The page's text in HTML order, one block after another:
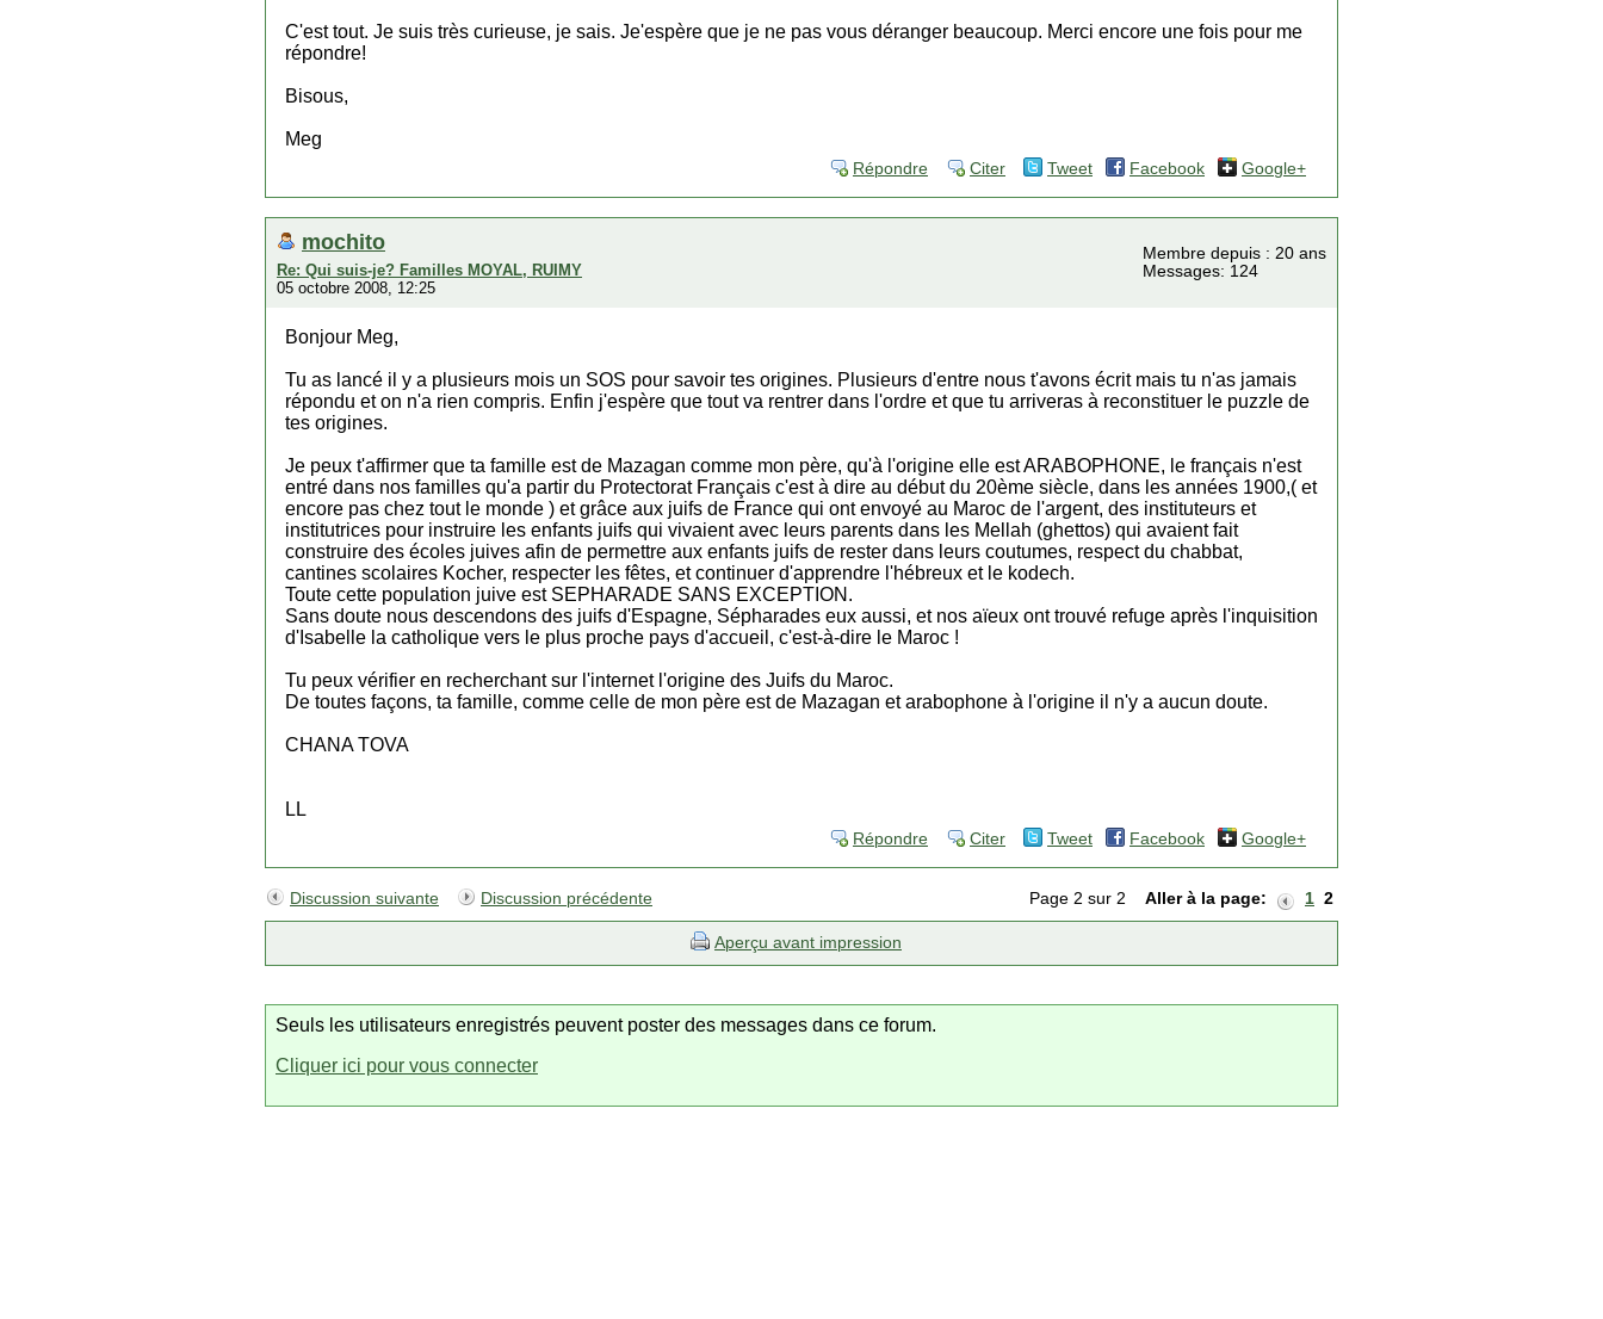
C'est tout. Je suis très curieuse, je sais. Je'espère que je ne pas vous déranger beaucoup. Merci encore une fois pour me
répondre!
Bisous,
Meg
Répondre Citer Tweet Facebook Google+
mochito
Re: Qui suis-je? Familles MOYAL, RUIMY
05 octobre 2008, 12:25
Membre depuis : 20 ans
Messages: 124
Bonjour Meg,
Tu as lancé il y a plusieurs mois un SOS pour savoir tes origines. Plusieurs d'entre nous t'avons écrit mais tu n'as jamais
répondu et on n'a rien compris. Enfin j'espère que tout va rentrer dans l'ordre et que tu arriveras à reconstituer le puzzle de
tes origines.
Je peux t'affirmer que ta famille est de Mazagan comme mon père, qu'à l'origine elle est ARABOPHONE, le français n'est
entré dans nos familles qu'a partir du Protectorat Français c'est à dire au début du 20ème siècle, dans les années 1900,( et
encore pas chez tout le monde ) et grâce aux juifs de France qui ont envoyé au Maroc de l'argent, des instituteurs et
institutrices pour instruire les enfants juifs qui vivaient avec leurs parents dans les Mellah (ghettos) qui avaient fait
construire des écoles juives afin de permettre aux enfants juifs de rester dans leurs coutumes, respect du chabbat,
cantines scolaires Kocher, respecter les fêtes, et continuer d'apprendre l'hébreux et le kodech.
Toute cette population juive est SEPHARADE SANS EXCEPTION.
Sans doute nous descendons des juifs d'Espagne, Sépharades eux aussi, et nos aïeux ont trouvé refuge après l'inquisition
d'Isabelle la catholique vers le plus proche pays d'accueil, c'est-à-dire le Maroc !
Tu peux vérifier en recherchant sur l'internet l'origine des Juifs du Maroc.
De toutes façons, ta famille, comme celle de mon père est de Mazagan et arabophone à l'origine il n'y a aucun doute.
CHANA TOVA
LL
Répondre Citer Tweet Facebook Google+
Page 2 sur 2 Aller à la page: 1 2
Discussion suivante Discussion précédente
Aperçu avant impression
Seuls les utilisateurs enregistrés peuvent poster des messages dans ce forum.
Cliquer ici pour vous connecter